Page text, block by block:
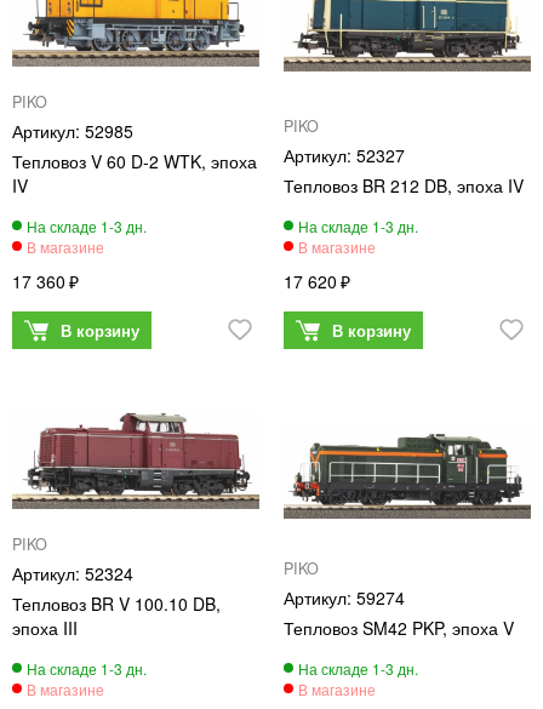
PIKO
52985
Тепловоз V 60 D-2 WTK, эпоха
IV
17 360
PIKO
52327
Тепловоз BR 212 DB, эпоха IV
17 620
PIKO
52324
Тепловоз BR V 100.10 DB,
эпоха III
PIKO
59274
Тепловоз SM42 PKP, эпоха V